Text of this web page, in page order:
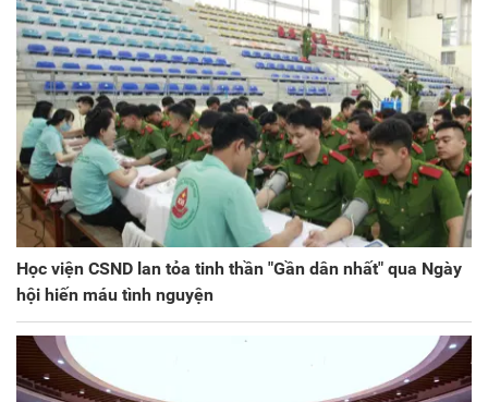
Học viện CSND lan tỏa tinh thần "Gần dân nhất" qua Ngày
hội hiến máu tình nguyện